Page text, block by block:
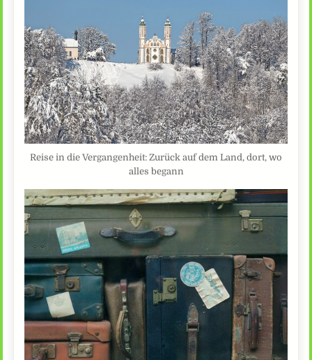
Reise in die Vergangenheit: Zurück auf dem Land, dort, wo
alles begann